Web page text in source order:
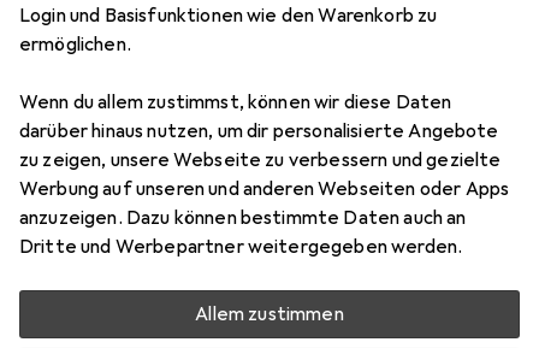
Login und Basisfunktionen wie den Warenkorb zu
ermöglichen.
Wenn du allem zustimmst, können wir diese Daten
darüber hinaus nutzen, um dir personalisierte Angebote
zu zeigen, unsere Webseite zu verbessern und gezielte
Werbung auf unseren und anderen Webseiten oder Apps
anzuzeigen. Dazu können bestimmte Daten auch an
Dritte und Werbepartner weitergegeben werden.
Allem zustimmen
Bewertung für Goobay 3 V - 12 V
Universal-Netzteil 1.5A
MasterChief80
vor 6 Jahren
0
hat dieses Produkt gekauft
Gutes Netzteil